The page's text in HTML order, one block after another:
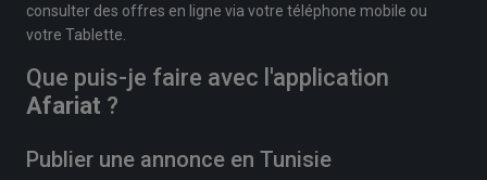
consulter des offres en ligne via votre téléphone mobile ou
votre Tablette.
Que puis-je faire avec l'application
Afariat ?
Publier une annonce en Tunisie